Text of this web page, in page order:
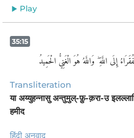
Play
35:15
Transliteration
या अय्युहन्नासु अन्तुमुल्-फ़ु-क़रा-उ
हमीद
हिंदी अनुवाद